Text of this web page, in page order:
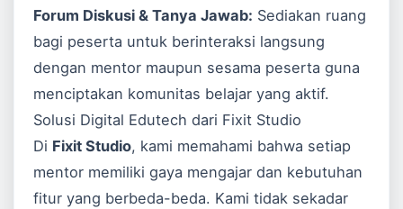
Forum Diskusi & Tanya Jawab: Sediakan ruang
bagi peserta untuk berinteraksi langsung
dengan mentor maupun sesama peserta guna
menciptakan komunitas belajar yang aktif.
Solusi Digital Edutech dari Fixit Studio
Di Fixit Studio, kami memahami bahwa setiap
mentor memiliki gaya mengajar dan kebutuhan
fitur yang berbeda-beda. Kami tidak sekadar